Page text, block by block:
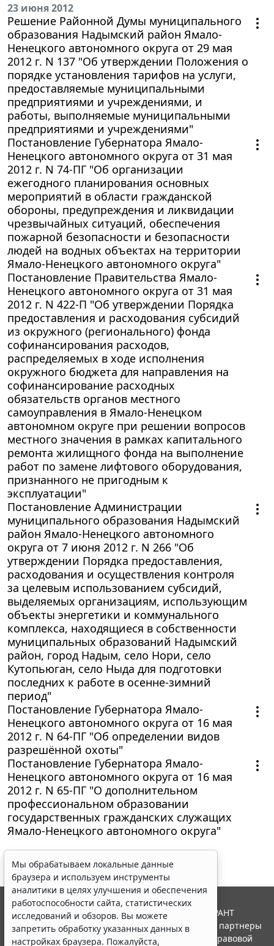
23 июня 2012
Решение Районной Думы муниципального
образования Надымский район Ямало-
Ненецкого автономного округа от 29 мая
2012 г. N 137 "Об утверждении Положения о
порядке установления тарифов на услуги,
предоставляемые муниципальными
предприятиями и учреждениями, и
работы, выполняемые муниципальными
предприятиями и учреждениями"
Постановление Губернатора Ямало-
Ненецкого автономного округа от 31 мая
2012 г. N 74-ПГ "Об организации
ежегодного планирования основных
мероприятий в области гражданской
обороны, предупреждения и ликвидации
чрезвычайных ситуаций, обеспечения
пожарной безопасности и безопасности
людей на водных объектах на территории
Ямало-Ненецкого автономного округа"
Постановление Правительства Ямало-
Ненецкого автономного округа от 31 мая
2012 г. N 422-П "Об утверждении Порядка
предоставления и расходования субсидий
из окружного (регионального) фонда
софинансирования расходов,
распределяемых в ходе исполнения
окружного бюджета для направления на
софинансирование расходных
обязательств органов местного
самоуправления в Ямало-Ненецком
автономном округе при решении вопросов
местного значения в рамках капитального
ремонта жилищного фонда на выполнение
работ по замене лифтового оборудования,
признанного не пригодным к
эксплуатации"
Постановление Администрации
муниципального образования Надымский
район Ямало-Ненецкого автономного
округа от 7 июня 2012 г. N 266 "Об
утверждении Порядка предоставления,
расходования и осуществления контроля
за целевым использованием субсидий,
выделяемых организациям, использующим
объекты энергетики и коммунального
комплекса, находящиеся в собственности
муниципальных образований Надымский
район, город Надым, село Нори, село
Кутопьюган, село Ныда для подготовки
последних к работе в осенне-зимний
период"
Постановление Губернатора Ямало-
Ненецкого автономного округа от 16 мая
2012 г. N 64-ПГ "Об определении видов
разрешённой охоты"
Постановление Губернатора Ямало-
Ненецкого автономного округа от 16 мая
2012 г. N 65-ПГ "О дополнительном
профессиональном образовании
государственных гражданских служащих
Ямало-Ненецкого автономного округа"
Мы обрабатываем локальные данные
браузера и используем инструменты
аналитики в целях улучшения и обеспечения
работоспособности сайта, статистических
исследований и обзоров. Вы можете
запретить обработку указанных данных в
настройках браузера. Пожалуйста,
© ООО "НПП "ГАРАНТ-СЕРВИС", 2026. Система ГАРАНТ
выпускается с 1990 года. Компания "Гарант" и ее партнеры
являются участниками Российской ассоциации правовой